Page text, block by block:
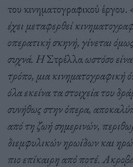
του κινηματογραφικού έργου.
έχει μεταφερθεί
οπερατική σκηνή, γίνεται
συχνά. ΗΣτρέλλαωστόσο
τρόπο, μια κινηματογραφική
όλα εκείνα τα στοιχεία του
συνήθως στην όπερα,
από τη ζωή σημερινών,
διεμφυλικών ηρωίδων και
πιο επίκαιρη από ποτέ.